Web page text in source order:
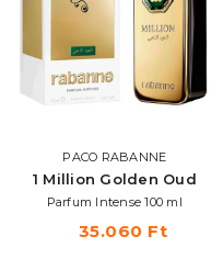
PACO RABANNE
1 Million Golden Oud
Parfum Intense 100 ml
35.060 Ft